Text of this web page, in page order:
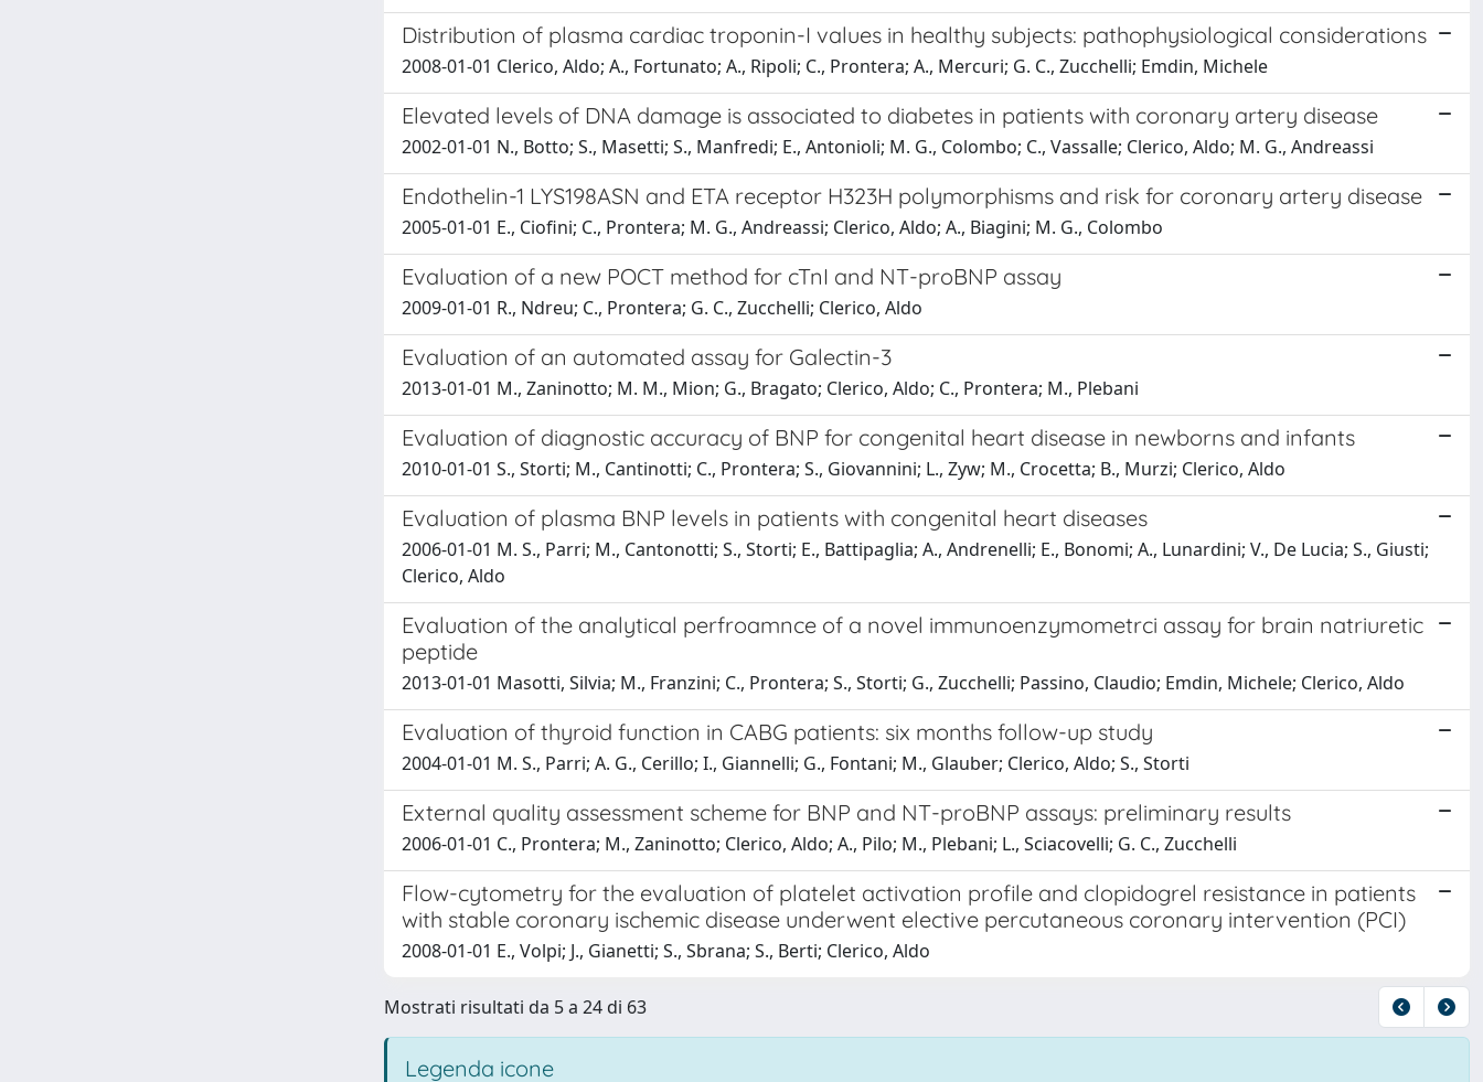
Distribution of plasma cardiac troponin-I values in healthy subjects: pathophysiological considerations
2008-01-01 Clerico, Aldo; A., Fortunato; A., Ripoli; C., Prontera; A., Mercuri; G. C., Zucchelli; Emdin, Michele
Elevated levels of DNA damage is associated to diabetes in patients with coronary artery disease
2002-01-01 N., Botto; S., Masetti; S., Manfredi; E., Antonioli; M. G., Colombo; C., Vassalle; Clerico, Aldo; M. G., Andreassi
Endothelin-1 LYS198ASN and ETA receptor H323H polymorphisms and risk for coronary artery disease
2005-01-01 E., Ciofini; C., Prontera; M. G., Andreassi; Clerico, Aldo; A., Biagini; M. G., Colombo
Evaluation of a new POCT method for cTnI and NT-proBNP assay
2009-01-01 R., Ndreu; C., Prontera; G. C., Zucchelli; Clerico, Aldo
Evaluation of an automated assay for Galectin-3
2013-01-01 M., Zaninotto; M. M., Mion; G., Bragato; Clerico, Aldo; C., Prontera; M., Plebani
Evaluation of diagnostic accuracy of BNP for congenital heart disease in newborns and infants
2010-01-01 S., Storti; M., Cantinotti; C., Prontera; S., Giovannini; L., Zyw; M., Crocetta; B., Murzi; Clerico, Aldo
Evaluation of plasma BNP levels in patients with congenital heart diseases
2006-01-01 M. S., Parri; M., Cantonotti; S., Storti; E., Battipaglia; A., Andrenelli; E., Bonomi; A., Lunardini; V., De Lucia; S., Giusti;
Clerico, Aldo
Evaluation of the analytical perfroamnce of a novel immunoenzymometrci assay for brain natriuretic
peptide
2013-01-01 Masotti, Silvia; M., Franzini; C., Prontera; S., Storti; G., Zucchelli; Passino, Claudio; Emdin, Michele; Clerico, Aldo
Evaluation of thyroid function in CABG patients: six months follow-up study
2004-01-01 M. S., Parri; A. G., Cerillo; I., Giannelli; G., Fontani; M., Glauber; Clerico, Aldo; S., Storti
External quality assessment scheme for BNP and NT-proBNP assays: preliminary results
2006-01-01 C., Prontera; M., Zaninotto; Clerico, Aldo; A., Pilo; M., Plebani; L., Sciacovelli; G. C., Zucchelli
Flow-cytometry for the evaluation of platelet activation profile and clopidogrel resistance in patients
with stable coronary ischemic disease underwent elective percutaneous coronary intervention (PCI)
2008-01-01 E., Volpi; J., Gianetti; S., Sbrana; S., Berti; Clerico, Aldo
Mostrati risultati da 5 a 24 di 63
Legenda icone